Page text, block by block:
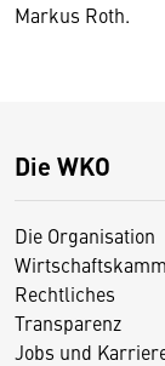
Markus Roth.
Die WKO
Die Organisation
Rechtliches
Transparenz
Jobs und